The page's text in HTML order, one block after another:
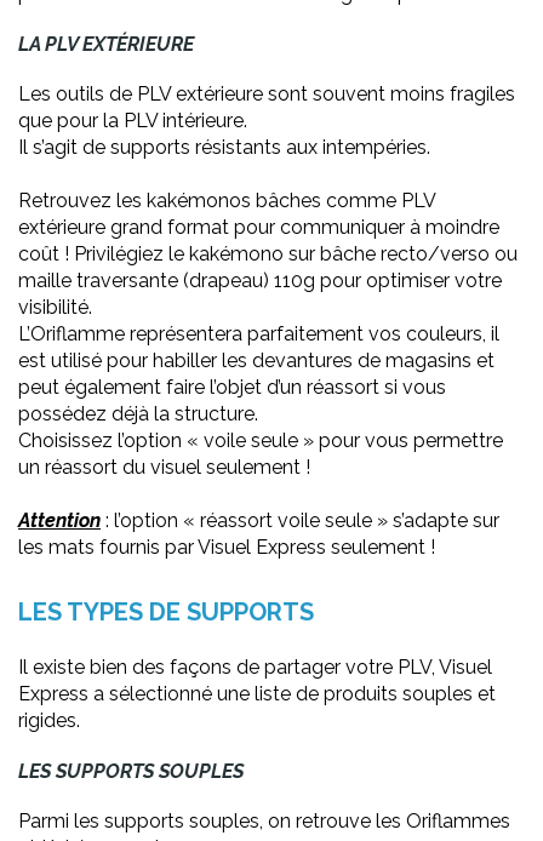
LA PLV EXTÉRIEURE
Les outils de PLV extérieure sont souvent moins fragiles
que pour la PLV intérieure.
Il s’agit de supports résistants aux intempéries.
Retrouvez les kakémonos bâches comme PLV
extérieure grand format pour communiquer à moindre
coût ! Privilégiez le kakémono sur bâche recto/verso ou
maille traversante (drapeau) 110g pour optimiser votre
visibilité.
L’Oriflamme représentera parfaitement vos couleurs, il
est utilisé pour habiller les devantures de magasins et
peut également faire l’objet d’un réassort si vous
possédez déjà la structure.
Choisissez l’option « voile seule » pour vous permettre
un réassort du visuel seulement !
Attention : l’option « réassort voile seule » s’adapte sur
les mats fournis par Visuel Express seulement !
LES TYPES DE SUPPORTS
Il existe bien des façons de partager votre PLV, Visuel
Express a sélectionné une liste de produits souples et
rigides.
LES SUPPORTS SOUPLES
Parmi les supports souples, on retrouve les Oriflammes